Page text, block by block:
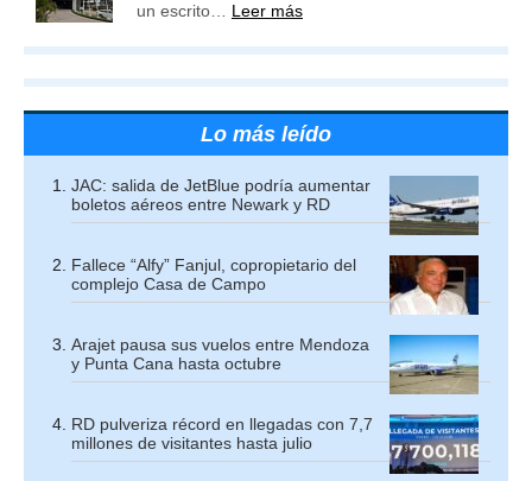
un escrito… Leer más
Lo más leído
JAC: salida de JetBlue podría aumentar
boletos aéreos entre Newark y RD
Fallece “Alfy” Fanjul, copropietario del
complejo Casa de Campo
Arajet pausa sus vuelos entre Mendoza
y Punta Cana hasta octubre
RD pulveriza récord en llegadas con 7,7
millones de visitantes hasta julio